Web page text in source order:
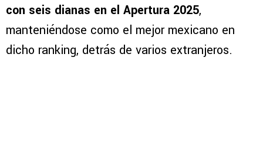
con seis dianas en el Apertura 2025,
manteniéndose como el mejor mexicano en
dicho ranking, detrás de varios extranjeros.